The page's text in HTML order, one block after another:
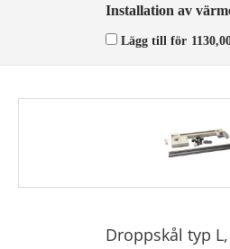
Installation av
Lägg till för
Droppskål typ